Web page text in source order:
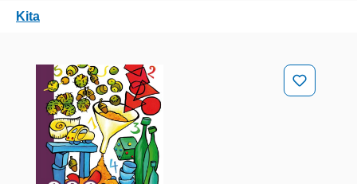
Kita
Bildergalerie überspringen